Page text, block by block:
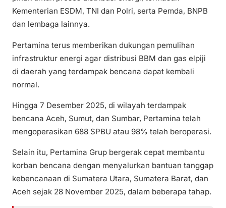
Kementerian ESDM, TNI dan Polri, serta Pemda, BNPB
dan lembaga lainnya.
Pertamina terus memberikan dukungan pemulihan
infrastruktur energi agar distribusi BBM dan gas elpiji
di daerah yang terdampak bencana dapat kembali
normal.
Hingga 7 Desember 2025, di wilayah terdampak
bencana Aceh, Sumut, dan Sumbar, Pertamina telah
mengoperasikan 688 SPBU atau 98% telah beroperasi.
Selain itu, Pertamina Grup bergerak cepat membantu
korban bencana dengan menyalurkan bantuan tanggap
kebencanaan di Sumatera Utara, Sumatera Barat, dan
Aceh sejak 28 November 2025, dalam beberapa tahap.